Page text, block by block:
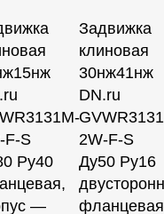
F-S
Ру40
—
Задвижка
клиновая
30нж41нж
DN.ru
2W-F-S
Ду50 Ру16